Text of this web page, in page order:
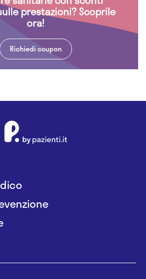
prestazioni? Scoprile
ora!
Richiedi coupon